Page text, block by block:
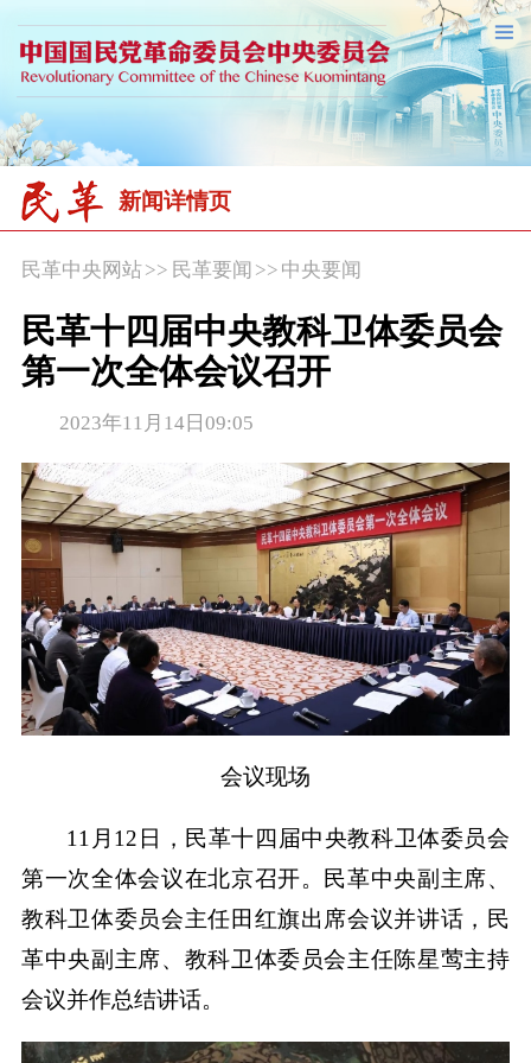
新闻详情页
民革中央网站>> 民革要闻 >> 中央要闻
民革十四届中央教科卫体委员会
第一次全体会议召开
2023年11月14日09:05
会议现场
11月12日，民革十四届中央教科卫体委员会
第一次全体会议在北京召开。民革中央副主席、
教科卫体委员会主任田红旗出席会议并讲话，民
革中央副主席、教科卫体委员会主任陈星莺主持
会议并作总结讲话。